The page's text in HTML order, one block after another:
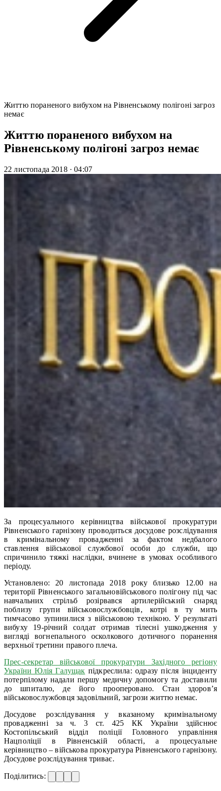
Життю пораненого вибухом на Рівненському полігоні загроз
немає
Життю пораненого вибухом на
Рівненському полігоні загроз немає
22 листопада 2018 · 04:07
За процесуального керівництва військової прокуратури
Рівненського гарнізону проводиться досудове розслідування
в кримінальному провадженні за фактом недбалого
ставлення військової службової особи до служби, що
спричинило тяжкі наслідки, вчинене в умовах особливого
періоду.
Установлено: 20 листопада 2018 року близько 12.00 на
території Рівненського загальновійськового полігону під час
навчальних стрільб розірвався артилерійський снаряд
поблизу групи військовослужбовців, котрі в ту мить
тимчасово зупинилися з військовою технікою. У результаті
вибуху 19-річний солдат отримав тілесні ушкодження у
вигляді вогнепального осколкового дотичного поранення
верхньої третини правого плеча.
Прес-секретар військової прокуратури Західного регіону
України Юлія Галущак підкреслила: одразу після інциденту
потерпілому надали першу медичну допомогу та доставили
до шпиталю, де його прооперовано. Стан здоров’я
військовослужбовця задовільний, загрози життю немає.
Досудове розслідування у вказаному кримінальному
провадженні за ч. 3 ст. 425 КК України здійснює
Костопільський відділ поліції Головного управління
Нацполіції в Рівненській області, а процесуальне
керівництво – військова прокуратура Рівненського гарнізону.
Досудове розслідування триває.
Поділитись: